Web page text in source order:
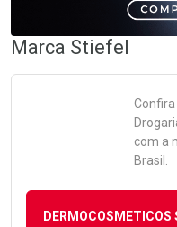
Marca Stiefel
com a
Brasil.
DERMOCOSMETICOS